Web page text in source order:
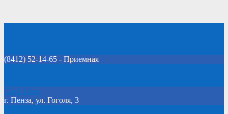
(8412) 52-14-65 - Приемная
Click Here
г. Пенза, ул. Гоголя, 3